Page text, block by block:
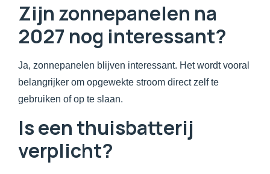
Zijn zonnepanelen na
2027 nog interessant?
Ja, zonnepanelen blijven interessant. Het wordt vooral
belangrijker om opgewekte stroom direct zelf te
gebruiken of op te slaan.
Is een thuisbatterij
verplicht?